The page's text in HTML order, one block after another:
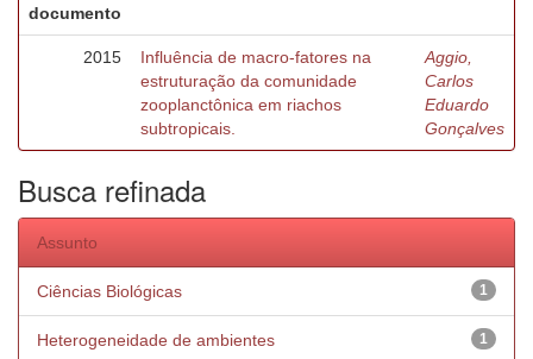
documento
2015
Influência de macro-fatores na
estruturação da comunidade
zooplanctônica em riachos
subtropicais.
Aggio,
Carlos
Eduardo
Gonçalves
Busca refinada
Assunto
1
Ciências Biológicas
1
Heterogeneidade de ambientes